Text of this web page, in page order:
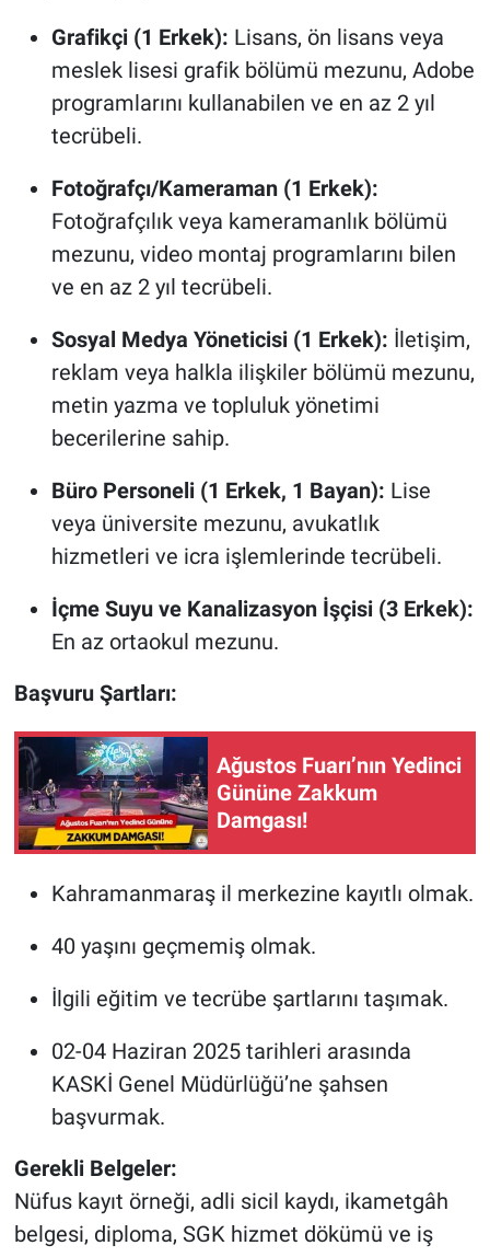
Grafikçi (1 Erkek): Lisans, ön lisans veya
meslek lisesi grafik bölümü mezunu, Adobe
programlarını kullanabilen ve en az 2 yıl
tecrübeli.
Fotoğrafçı/Kameraman (1 Erkek):
Fotoğrafçılık veya kameramanlık bölümü
mezunu, video montaj programlarını bilen
ve en az 2 yıl tecrübeli.
Sosyal Medya Yöneticisi (1 Erkek): İletişim,
reklam veya halkla ilişkiler bölümü mezunu,
metin yazma ve topluluk yönetimi
becerilerine sahip.
Büro Personeli (1 Erkek, 1 Bayan): Lise
veya üniversite mezunu, avukatlık
hizmetleri ve icra işlemlerinde tecrübeli.
İçme Suyu ve Kanalizasyon İşçisi (3 Erkek):
En az ortaokul mezunu.
Başvuru Şartları:
Ağustos Fuarı’nın Yedinci
Gününe Zakkum
Damgası!
Kahramanmaraş il merkezine kayıtlı olmak.
40 yaşını geçmemiş olmak.
İlgili eğitim ve tecrübe şartlarını taşımak.
02-04 Haziran 2025 tarihleri arasında
KASKİ Genel Müdürlüğü’ne şahsen
başvurmak.
Gerekli Belgeler:
Nüfus kayıt örneği, adli sicil kaydı, ikametgâh
belgesi, diploma, SGK hizmet dökümü ve iş